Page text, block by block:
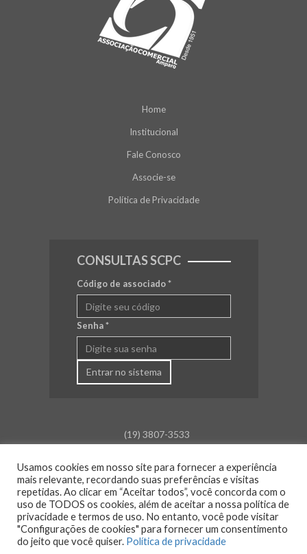
Home
Institucional
Fale Conosco
Associe-se
Política de Privacidade
CONSULTAS SCPC
Código de associado*
Senha*
Entrar no sistema
(19) 3807-3533
Rua Barão de Campinas, 675
Centro - Amparo - SP
Atendimento:
Segunda a sexta: das 8h30 às 18h00
Sáb., Dom. e Feriado: Fechado
Usamos cookies em nosso site para fornecer a experiência
mais relevante, recordando suas preferências e visitas
repetidas. Ao clicar em “Aceitar todos”, você concorda com o
uso de TODOS os cookies, além de aceitar a nossa política de
privacidade e termos de uso. No entanto, você pode visitar
"Configurações de cookies" para fornecer um consentimento
do jeito que você quiser. Política de privacidade